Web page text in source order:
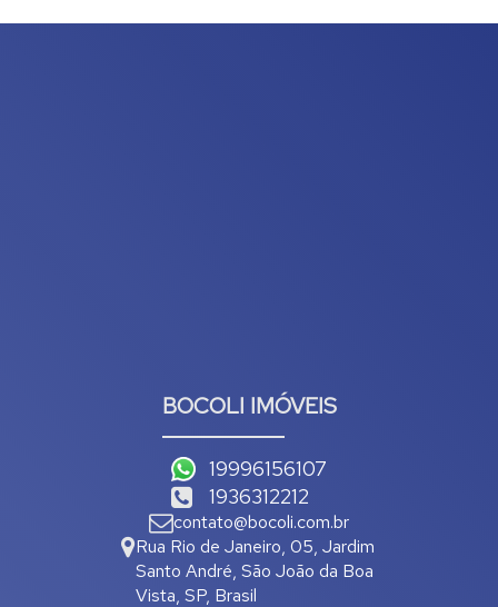
BOCOLI IMÓVEIS
19996156107
1936312212
contato@bocoli.com.br
Rua Rio de Janeiro, 05, Jardim
Santo André, São João da Boa
Vista, SP, Brasil